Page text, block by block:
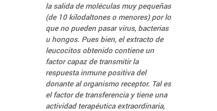
la salida de moléculas muy pequeñas
(de 10 kilodaltones o menores) por lo
que no pueden pasar virus, bacterias
u hongos. Pues bien, el extracto de
leucocitos obtenido contiene un
factor capaz de transmitir la
respuesta inmune positiva del
donante al organismo receptor. Tal es
el factor de transferencia y tiene una
actividad terapéutica extraordinaria,